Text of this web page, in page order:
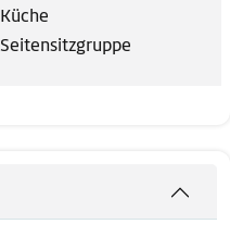
Küche
Seitensitzgruppe